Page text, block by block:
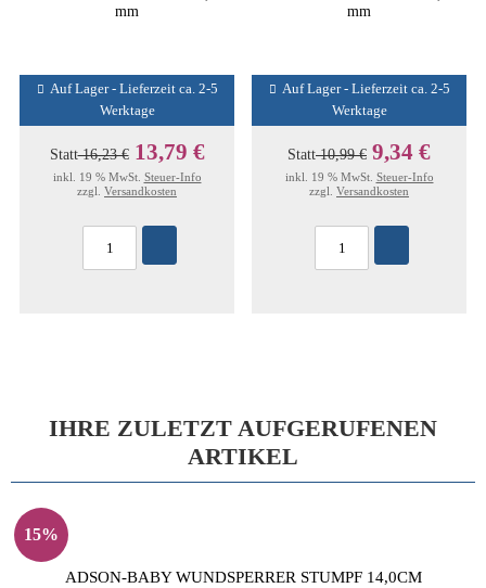
mm
Auf Lager - Lieferzeit ca. 2-5
Werktage
Statt16,23 € 13,79 €
inkl. 19 % MwSt. Steuer-Info
zzgl. Versandkosten
mm
Auf Lager - Lieferzeit ca. 2-5
Werktage
Statt10,99 € 9,34 €
inkl. 19 % MwSt. Steuer-Info
zzgl. Versandkosten
IHRE ZULETZT AUFGERUFENEN
ARTIKEL
15%
ADSON-BABY WUNDSPERRER STUMPF 14,0CM